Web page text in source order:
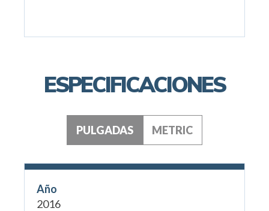
ESPECIFICACIONES
PULGADAS METRIC
Año
2016